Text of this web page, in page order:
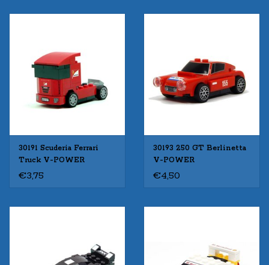
30191 Scuderia Ferrari
Truck V-POWER
€3,75
30193 250 GT Berlinetta
V-POWER
€4,50